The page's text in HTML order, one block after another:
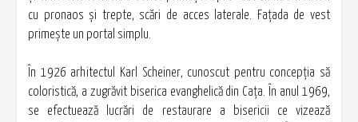
cu pronaos şi trepte, scări de acces laterale. Faţada de vest
primeşte un portal simplu.
În 1926 arhitectul Karl Scheiner, cunoscut pentru concepţia să
coloristică, a zugrăvit biserica evanghelică din Cața. În anul 1969,
se efectuează lucrări de restaurare a bisericii ce vizează